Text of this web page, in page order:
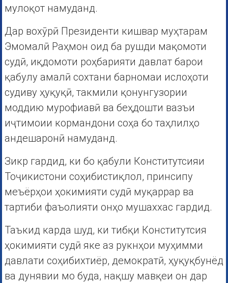
мулоқот намуданд.
Дар вохӯрӣ Президенти кишвар муҳтарам
Эмомалӣ Раҳмон оид ба рушди мақомоти
судӣ, иқдомоти роҳбарияти давлат барои
қабулу амалӣ сохтани барномаи ислоҳоти
судиву ҳуқуқӣ, такмили қонунгузории
моддию мурофиавӣ ва беҳдошти вазъи
иҷтимоии кормандони соҳа бо таҳлилҳо
андешаронӣ намуданд.
Зикр гардид, ки бо қабули Конститутсияи
Тоҷикистони соҳибистиқлол, принсипу
меъёрҳои ҳокимияти судӣ муқаррар ва
тартиби фаъолияти онҳо мушаххас гардид.
Таъкид карда шуд, ки тибқи Конститутсия
ҳокимияти судӣ яке аз рукнҳои муҳимми
давлати соҳибихтиёр, демократӣ, ҳуқуқбунёд
ва дунявии мо буда, нақшу мавқеи он дар